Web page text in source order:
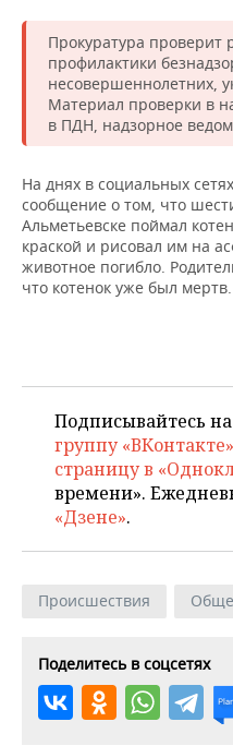
ОПК
ЭНЕРГЕТИКА
УСЛУГИ
МЕДИА
ТЕЛЕКОММУНИКАЦИИ
ВЫЕЗДНАЯ РЕДАКЦИЯ
БИЗНЕС-БРАНЧИ
ОТКРЫТАЯ ЛЕКЦИЯ
НОВОСТИ СПОРТА
ФУТБОЛ
БАСКЕТБОЛ
ВОЛЕЙБОЛ
ВОДНЫЕ ВИДЫ СПОРТА
ХОККЕЙ С МЯЧОМ
ОБЩЕСТВО
НОВОСТИ ОБЩЕСТВА
ИНФРАСТРУКТУРА
ИСТОРИЯ
ОБРАЗОВАНИЕ
ПРОИСШЕСТВИЯ
ФОТОГАЛЕРЕЯ
СПРАВОЧНИК
СПИСОК ПЕРСОН
ПОЛНАЯ ВЕРСИЯ
Прокуратура проверит
профилактики
несовершеннолетних,
Материал проверки в
в ПДН, надзорное
На днях в социальных
сообщение о том, что
Альметьевске поймал
краской и рисовал им на
животное погибло.
что котенок уже был мертв.
Подписывайтесь на
группу «ВКонтакте»
страницу в
времени».
«Дзене».
Происшествия
Поделитесь в соцсетях